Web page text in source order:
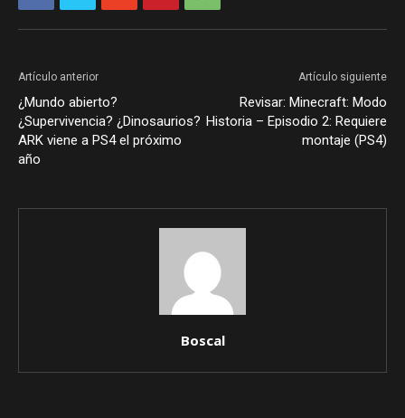
Artículo anterior
¿Mundo abierto?
¿Supervivencia? ¿Dinosaurios?
ARK viene a PS4 el próximo
año
Artículo siguiente
Revisar: Minecraft: Modo
Historia – Episodio 2: Requiere
montaje (PS4)
Boscal